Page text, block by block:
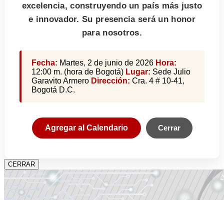
excelencia, construyendo un país más justo
e innovador. Su presencia será un honor
para nosotros.
Fecha: Martes, 2 de junio de 2026 Hora:
12:00 m. (hora de Bogotá) Lugar: Sede Julio
Garavito Armero Dirección: Cra. 4 # 10-41,
Bogotá D.C.
Agregar al Calendario Cerrar
CERRAR